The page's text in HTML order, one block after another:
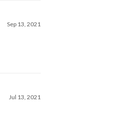
Sep 13, 2021
Jul 13, 2021